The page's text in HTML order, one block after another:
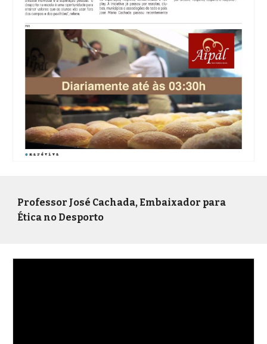
Professor José Cachada, Embaixador para
Ética no Desporto